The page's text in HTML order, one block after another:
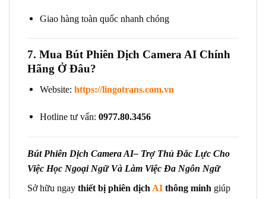
Giao hàng toàn quốc nhanh chóng
7. Mua Bút Phiên Dịch Camera AI Chính
Hãng Ở Đâu?
Website: https://lingotrans.com.vn
Hotline tư vấn: 0977.80.3456
Bút Phiên Dịch Camera AI– Trợ Thủ Đắc Lực Cho
Việc Học Ngoại Ngữ Và Làm Việc Đa Ngôn Ngữ
Sở hữu ngay thiết bị phiên dịch AI thông minh giúp